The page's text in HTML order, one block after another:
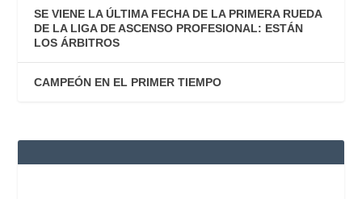
SE VIENE LA ÚLTIMA FECHA DE LA PRIMERA RUEDA
DE LA LIGA DE ASCENSO PROFESIONAL: ESTÁN
LOS ÁRBITROS
CAMPEÓN EN EL PRIMER TIEMPO